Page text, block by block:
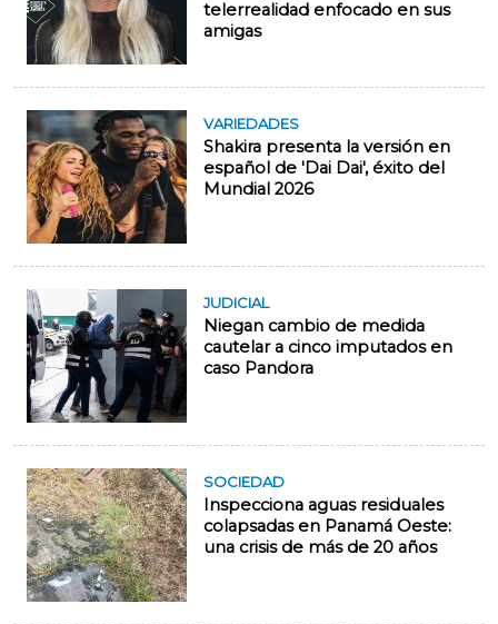
telerrealidad enfocado en sus
amigas
VARIEDADES
Shakira presenta la versión en
español de 'Dai Dai', éxito del
Mundial 2026
JUDICIAL
Niegan cambio de medida
cautelar a cinco imputados en
caso Pandora
SOCIEDAD
Inspecciona aguas residuales
colapsadas en Panamá Oeste:
una crisis de más de 20 años